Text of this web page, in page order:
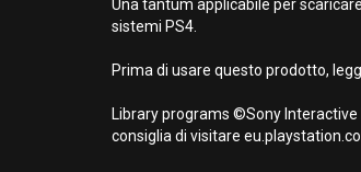
Una tantum applicabile per
sistemi PS4.
Prima di usare questo prodotto,
Library programs ©Sony
consiglia di visitare